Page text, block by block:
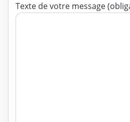
Texte de votre